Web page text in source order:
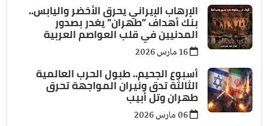
الإرهاب الإيراني يحرق الأخضر واليابس..
بنك أهداف ”طهران” يغدر بصدور
المدنيين في قلب العواصم العربية
أسبوع الجحيم.. طبول الحرب العالمية
الثالثة تدق ونيران المواجهة تحرق
طهران وتل أبيب